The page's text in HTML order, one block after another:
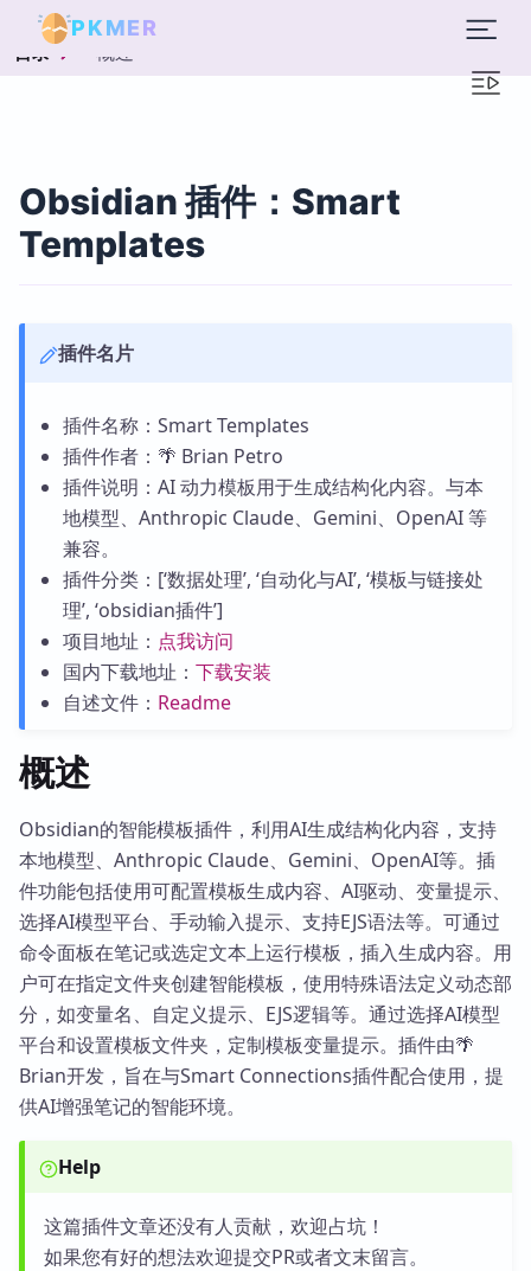
PKMER
目录 概述
Obsidian 插件：Smart
Templates
插件名片
插件名称：Smart Templates
插件作者：🌴 Brian Petro
插件说明：AI 动力模板用于生成结构化内容。与本
地模型、Anthropic Claude、Gemini、OpenAI 等
兼容。
插件分类：[‘数据处理’, ‘自动化与AI’, ‘模板与链接处
理’, ‘obsidian插件’]
项目地址： 点我访问
国内下载地址： 下载安装
自述文件： Readme
概述
Obsidian的智能模板插件，利用AI生成结构化内容，支持
本地模型、Anthropic Claude、Gemini、OpenAI等。插
件功能包括使用可配置模板生成内容、AI驱动、变量提示、
选择AI模型平台、手动输入提示、支持EJS语法等。可通过
命令面板在笔记或选定文本上运行模板，插入生成内容。用
户可在指定文件夹创建智能模板，使用特殊语法定义动态部
分，如变量名、自定义提示、EJS逻辑等。通过选择AI模型
平台和设置模板文件夹，定制模板变量提示。插件由🌴
Brian开发，旨在与Smart Connections插件配合使用，提
供AI增强笔记的智能环境。
Help
这篇插件文章还没有人贡献，欢迎占坑！
如果您有好的想法欢迎提交PR或者文末留言。